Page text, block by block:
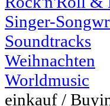
Singer-
Soundtracks
Weihnachten
Worldmusic
einkauf /